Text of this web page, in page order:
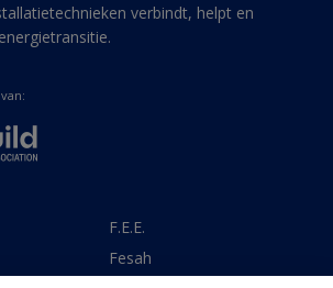
verbindt, helpt en
F.E.E.
Fesah